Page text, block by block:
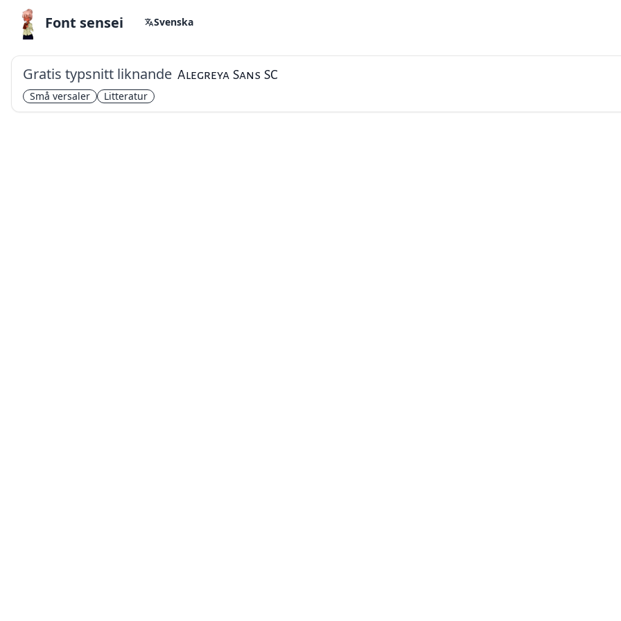
Font sensei Svenska
Gratis typsnitt liknande Alegreya Sans SC
Små versaler Litteratur